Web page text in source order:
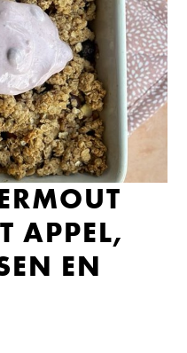
APPEL,
EN